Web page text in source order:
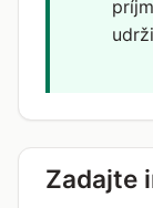
Zadajte